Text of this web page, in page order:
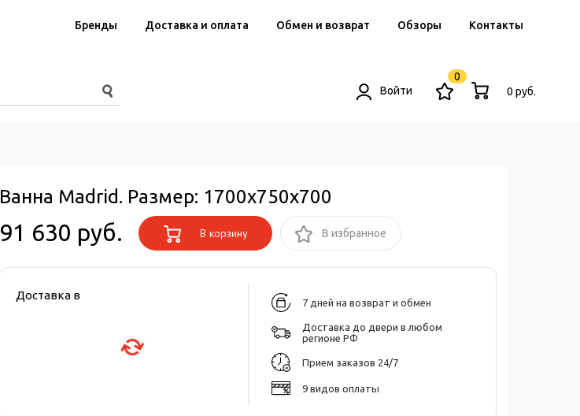
Бренды Доставка и оплата Обмен и возврат Обзоры Контакты
Войти
0
0 руб.
Ванна Madrid. Размер: 1700x750x700
91 630 руб. В корзину В избранное
Доставка в
7 дней на возврат и обмен
Доставка до двери в любом
регионе РФ
Прием заказов 24/7
9 видов оплаты